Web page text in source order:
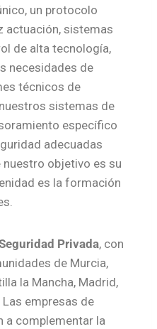
un protocolo
actuación, sistemas
de alta tecnología,
necesidades de
técnicos de
sistemas de
específico
adecuadas
nuestro objetivo es su
es la formación
Privada, con
de Murcia,
la Mancha, Madrid,
Las empresas de
a complementar la